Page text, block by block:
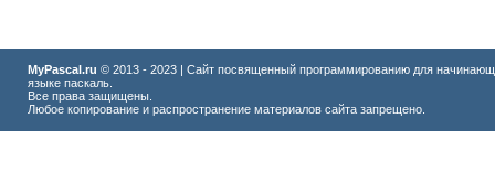
MyPascal.ru © 2013 - 2023 | Сайт посвященный программированию для
языке паскаль.
Все права защищены.
Любое копирование и распространение материалов сайта запрещено.